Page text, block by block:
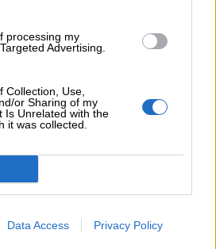
processing my
Advertising.
Collection, Use,
or Sharing of my
Is Unrelated with the
it was collected.
Data Access Privacy Policy
a las 10:00 h para,
del tren.
años cumplidos: 16 €
gratis (siempre que
de un adulto)